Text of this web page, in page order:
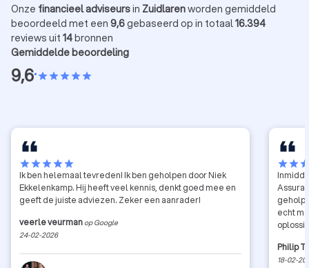
Onze financieel adviseursin Zuidlarenworden gemiddeld
beoordeeld met een 9,6gebaseerd op in totaal16.394
reviews uit 14bronnen
Gemiddelde beoordeling
9,6•starstarstarstarstar
starstarstarstarstar
Ik ben helemaal tevreden! Ik ben geholpen door Niek
Ekkelenkamp. Hij heeft veel kennis, denkt goed mee en
geeft de juiste adviezen. Zeker een aanrader!
veerle veurman op Google
24-02-2026
starstar
echt
Philip
18-02-